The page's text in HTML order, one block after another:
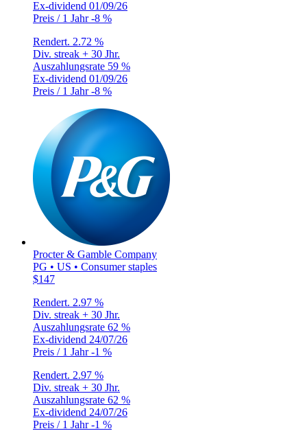
Ex-dividend 01/09/26
Preis / 1 Jahr-8 %
Rendert. 2.72 %
Div. streak + 30 Jhr.
Auszahlungsrate 59 %
Ex-dividend 01/09/26
Preis / 1 Jahr-8 %
Procter & Gamble Company
PG • US • Consumer staples
$147
Rendert. 2.97 %
Div. streak + 30 Jhr.
Auszahlungsrate 62 %
Ex-dividend 24/07/26
Preis / 1 Jahr-1 %
Rendert. 2.97 %
Div. streak + 30 Jhr.
Auszahlungsrate 62 %
Ex-dividend 24/07/26
Preis / 1 Jahr-1 %